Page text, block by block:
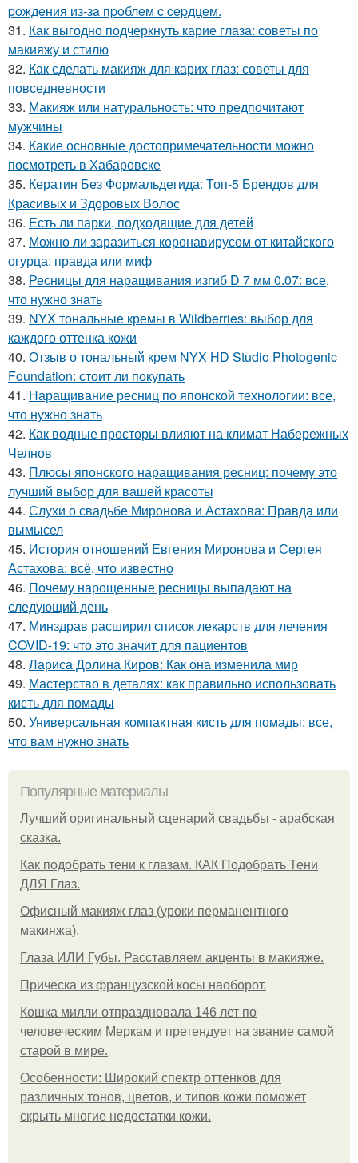
poждeния из-зa пpoблeм c cepдцeм.
31. Как выгодно подчеркнуть карие глаза: советы по
макияжу и стилю
32. Как сделать макияж для карих глаз: советы для
повседневности
33. Макияж или натуральность: что предпочитают
мужчины
34. Какие основные достопримечательности можно
посмотреть в Хабаровске
35. Кератин Без Формальдегида: Топ-5 Брендов для
Красивых и Здоровых Волос
36. Есть ли парки, подходящие для детей
37. Можно ли заразиться коронавирусом от китайского
огурца: правда или миф
38. Ресницы для наращивания изгиб D 7 мм 0.07: все,
что нужно знать
39. NYX тональные кремы в Wildberries: выбор для
каждого оттенка кожи
40. Отзыв о тональный крем NYX HD Studio Photogenic
Foundation: стоит ли покупать
41. Наращивание ресниц по японской технологии: все,
что нужно знать
42. Как водные просторы влияют на климат Набережных
Челнов
43. Плюсы японского наращивания ресниц: почему это
лучший выбор для вашей красоты
44. Слухи о свадьбе Миронова и Астахова: Правда или
вымысел
45. История отношений Евгения Миронова и Сергея
Астахова: всё, что известно
46. Почему нарощенные ресницы выпадают на
следующий день
47. Минздрав расширил список лекарств для лечения
COVID-19: что это значит для пациентов
48. Лариса Долина Киров: Как она изменила мир
49. Мастерство в деталях: как правильно использовать
кисть для помады
50. Универсальная компактная кисть для помады: все,
что вам нужно знать
Популярные материалы
Лучший оригинальный сценарий свадьбы - арабская
сказка.
Как подобрать тени к глазам. КАК Подобрать Тени
ДЛЯ Глаз.
Офисный макияж глаз (уроки перманентного
макияжа).
Глаза ИЛИ Губы. Расставляем акценты в макияже.
Прическа из французской косы наоборот.
Кошка милли отпраздновала 146 лет по
человеческим Меркам и претендует на звание самой
старой в мире.
Особенности: Широкий спектр оттенков для
различных тонов, цветов, и типов кожи поможет
скрыть многие недостатки кожи.